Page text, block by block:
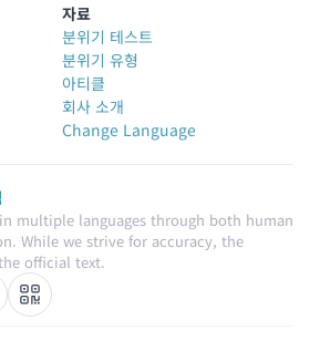
자료
분위기 테스트
분위기 유형
아티클
회사 소개
Change Language
multiple languages through both human
While we strive for accuracy, the
official text.